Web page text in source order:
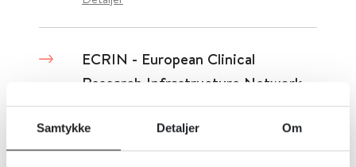
Samtykke Detaljer Om
ECRIN - European Clinical
Research Infrastructure Network
ECRIN - European Clinical Research Infrastructure Network